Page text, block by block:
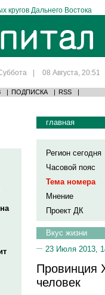
кругов Дальнего Востока
| 08 Августа, 20:51
| ПОДПИСКА | RSS |
главная
Регион сегодня
Часовой пояс
Тема номера
Мнение
Проект ДК
Вкус жизни
23 Июля 2013,
Провинция
человек